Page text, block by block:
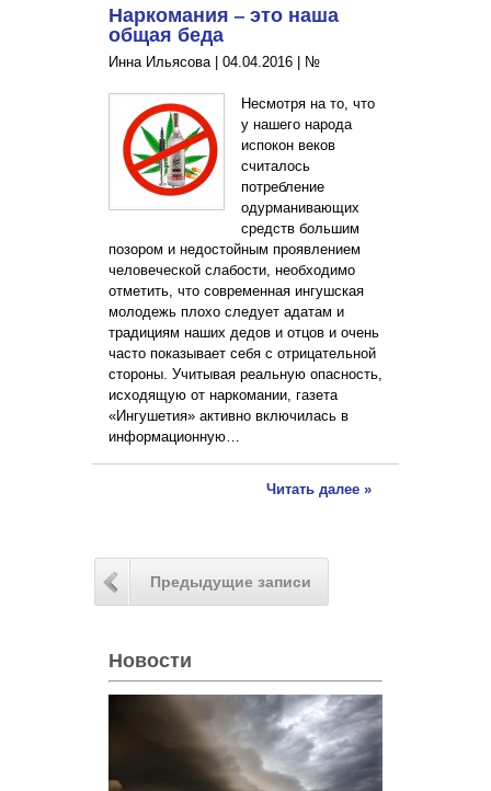
Наркомания – это наша
общая беда
Инна Ильясова | 04.04.2016 №
Несмотря на то, что
у нашего народа
испокон веков
считалось
потребление
одурманивающих
средств большим
позором и недостойным проявлением
человеческой слабости, необходимо
отметить, что современная ингушская
молодежь плохо следует адатам и
традициям наших дедов и отцов и очень
часто показывает себя с отрицательной
стороны. Учитывая реальную опасность,
исходящую от наркомании, газета
«Ингушетия» активно включилась в
информационную…
Читать далее »
Предыдущие записи
Новости